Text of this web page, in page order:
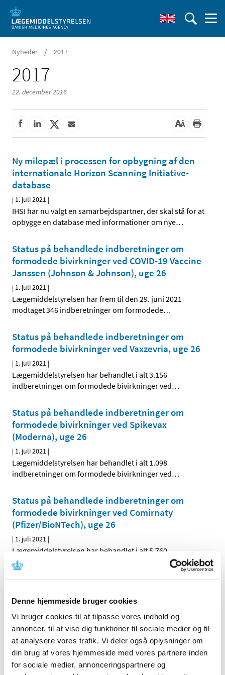
Denne hjemmeside bruger cookies
Vi bruger cookies til at tilpasse vores indhold og
annoncer, til at vise dig funktioner til sociale medier og til
at analysere vores trafik. Vi deler også oplysninger om
din brug af vores hjemmeside med vores partnere inden
for sociale medier, annonceringspartnere og
Nyheder / 2017
2017
22. december 2016
Ny milepæl i processen for opbygning af den
internationale Horizon Scanning Initiative-
database
| 1. juli 2021 |
IHSI har nu valgt en samarbejdspartner, der skal stå for at
opbygge en database med informationer om nye…
Status på behandlede indberetninger om
formodede bivirkninger ved COVID-19 Vaccine
Janssen (Johnson & Johnson), uge 26
| 1. juli 2021 |
Lægemiddelstyrelsen har frem til den 29. juni 2021
modtaget 346 indberetninger om formodede…
Status på behandlede indberetninger om
formodede bivirkninger ved Vaxzevria, uge 26
| 1. juli 2021 |
Lægemiddelstyrelsen har behandlet i alt 3.156
indberetninger om formodede bivirkninger ved…
Status på behandlede indberetninger om
formodede bivirkninger ved Spikevax
(Moderna), uge 26
| 1. juli 2021 |
Lægemiddelstyrelsen har behandlet i alt 1.098
indberetninger om formodede bivirkninger ved…
Status på behandlede indberetninger om
formodede bivirkninger ved Comirnaty
(Pfizer/BioNTech), uge 26
| 1. juli 2021 |
Lægemiddelstyrelsen har behandlet i alt 5.760
indberetninger om formodede bivirkninger ved…
Alle (2506)
TID
2026 (84)